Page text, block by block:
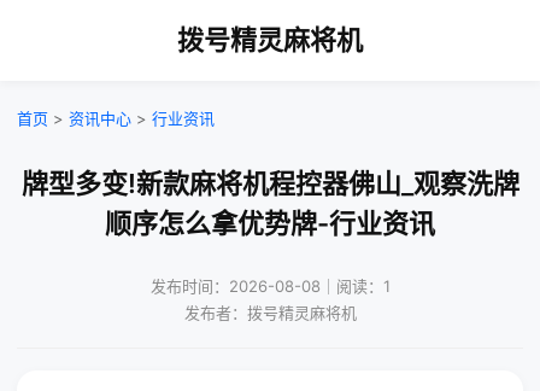
拨号精灵麻将机
首页 > 资讯中心 > 行业资讯
牌型多变!新款麻将机程控器佛山_观察洗牌
顺序怎么拿优势牌-行业资讯
发布时间：2026-08-08｜阅读：1
发布者：拨号精灵麻将机